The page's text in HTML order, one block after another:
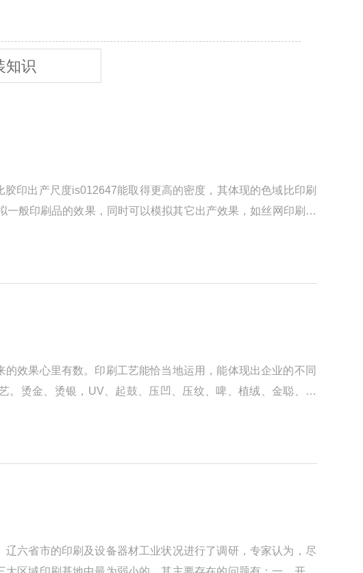
知识
印出产尺度is012647能取得更高的密度，其体现的色域比印刷
般印刷品的效果，同时可以模拟其它出产效果，如丝网印刷，
效果心里有数。印刷工艺能恰当地运用，能体现出企业的不同
烫金、烫银，UV、起鼓、压凹、压纹、啤、植绒、金聪、热
六省市的印刷及设备器材工业状况进行了调研，专家认为，尽